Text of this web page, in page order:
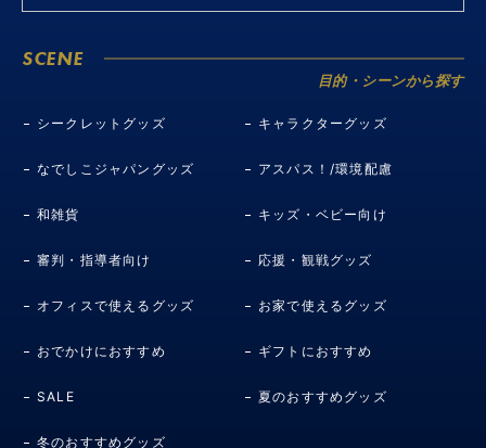
SCENE
目的・シーンから探す
シークレットグッズ キャラクターグッズ
なでしこジャパングッズ アスパス！/環境配慮
和雑貨 キッズ・ベビー向け
審判・指導者向け 応援・観戦グッズ
オフィスで使えるグッズ お家で使えるグッズ
おでかけにおすすめ ギフトにおすすめ
SALE 夏のおすすめグッズ
冬のおすすめグッズ